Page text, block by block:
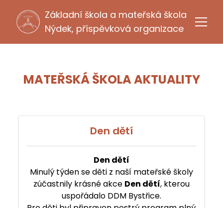
Základní škola a mateřská škola
Nýdek, příspěvková organizace
MATEŘSKÁ ŠKOLA AKTUALITY
Den dětí
Den dětí
Minulý týden se děti z naší mateřské školy
zúčastnily krásné akce Den dětí, kterou
uspořádalo DDM Bystřice.